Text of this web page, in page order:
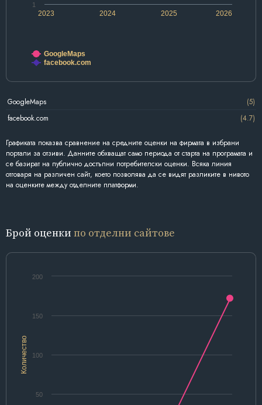
2024 2026
2023 2025
1
GoogleMaps
facebook.com
GoogleMaps
(5)
facebook.com
(4.7)
Графиката показва сравнение на средните оценки на фирмата в избрани
портали за отзиви. Данните обхващат само периода от старта на програмата и
се базират на публично достъпни потребителски оценки. Всяка линия
отговаря на различен сайт, което позволява да се видят разликите в нивото
на оценките между отделните платформи.
Брой оценки по отделни сайтове
Количество
50
100
150
200